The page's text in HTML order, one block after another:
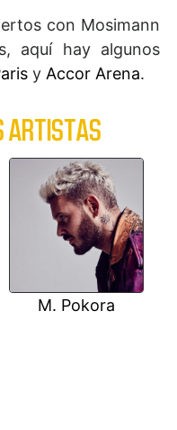
con Mosimann
aquí hay algunos
y Accor Arena.
ARTISTAS
M. Pokora